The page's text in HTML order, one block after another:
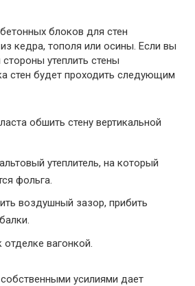
блоков для стен
кедра, тополя или осины. Если вы
утеплить стены
стен будет проходить следующим
обшить стену вертикальной
утеплитель, на который
фольга.
воздушный зазор, прибить
отделке вагонкой.
усилиями дает